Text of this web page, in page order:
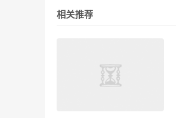
相关推荐